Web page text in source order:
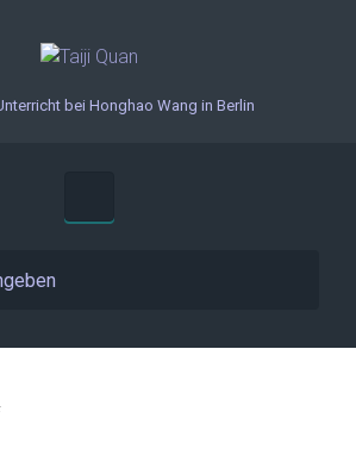
bei Honghao Wang in Berlin